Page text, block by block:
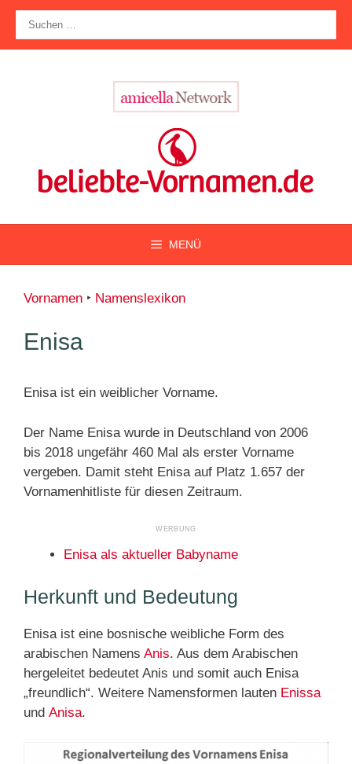
Zum
Inhalt
springen
nach:
MENÜ
Vornamen ‣ Namenslexikon
Enisa
Enisa ist ein weiblicher Vorname.
Der Name Enisa wurde in Deutschland von 2006
bis 2018 ungefähr 460 Mal als erster Vorname
vergeben. Damit steht Enisa auf Platz 1.657 der
Vornamenhitliste für diesen Zeitraum.
Enisa als aktueller Babyname
Herkunft und Bedeutung
Enisa ist eine bosnische weibliche Form des
arabischen Namens Anis. Aus dem Arabischen
hergeleitet bedeutet Anis und somit auch Enisa
„freundlich“. Weitere Namensformen lauten Enissa
und Anisa.